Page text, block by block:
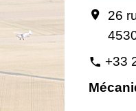
location_on
26
phone +33